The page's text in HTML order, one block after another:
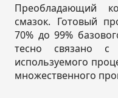
Преобладающий
смазок. Готовый
70% до 99%
тесно связано
используемого
множественного